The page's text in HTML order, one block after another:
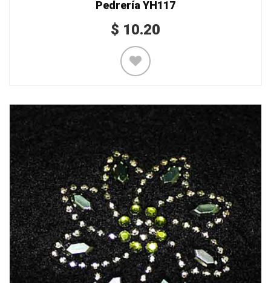
Pedrería YH117
$ 10.20